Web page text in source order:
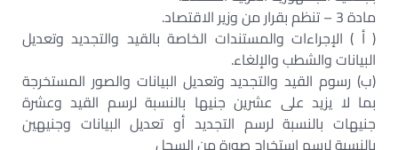
مادة 3 – تنظم بقرار من وزير الاقتصاد.
( أ ) الإجراءات والمستندات الخاصة بالقيد والتجديد وتعديل
البيانات والشطب والإلغاء.
(ب) رسوم القيد والتجديد وتعديل البيانات والصور المستخرجة
بما لا يزيد على عشرين جنيها بالنسبة لرسم القيد وعشرة
جنيهات بالنسبة لرسم التجديد أو تعديل البيانات وجنيهين
بالنسبة لرسم استخراج صورة من السجل